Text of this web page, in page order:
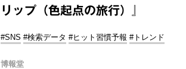
リップ（色起点の旅行）』
#SNS #検索データ #ヒット習慣予報 #トレンド
博報堂